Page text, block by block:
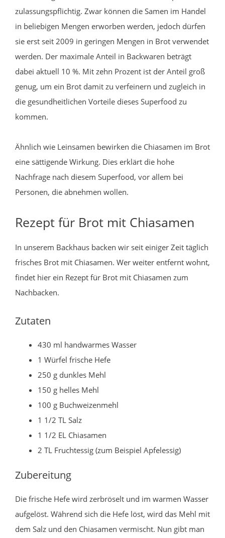
zulassungspflichtig. Zwar können die Samen im Handel
in beliebigen Mengen erworben werden, jedoch dürfen
sie erst seit 2009 in geringen Mengen in Brot verwendet
werden. Der maximale Anteil in Backwaren beträgt
dabei aktuell 10 %. Mit zehn Prozent ist der Anteil groß
genug, um ein Brot damit zu verfeinern und zugleich in
die gesundheitlichen Vorteile dieses Superfood zu
kommen.
Ähnlich wie Leinsamen bewirken die Chiasamen im Brot
eine sättigende Wirkung. Dies erklärt die hohe
Nachfrage nach diesem Superfood, vor allem bei
Personen, die abnehmen wollen.
Rezept für Brot mit Chiasamen
In unserem Backhaus backen wir seit einiger Zeit täglich
frisches Brot mit Chiasamen. Wer weiter entfernt wohnt,
findet hier ein Rezept für Brot mit Chiasamen zum
Nachbacken.
Zutaten
430 ml handwarmes Wasser
1 Würfel frische Hefe
250 g dunkles Mehl
150 g helles Mehl
100 g Buchweizenmehl
1 1/2 TL Salz
1 1/2 EL Chiasamen
2 TL Fruchtessig (zum Beispiel Apfelessig)
Zubereitung
Die frische Hefe wird zerbröselt und im warmen Wasser
aufgelöst. Während sich die Hefe löst, wird das Mehl mit
dem Salz und den Chiasamen vermischt. Nun gibt man